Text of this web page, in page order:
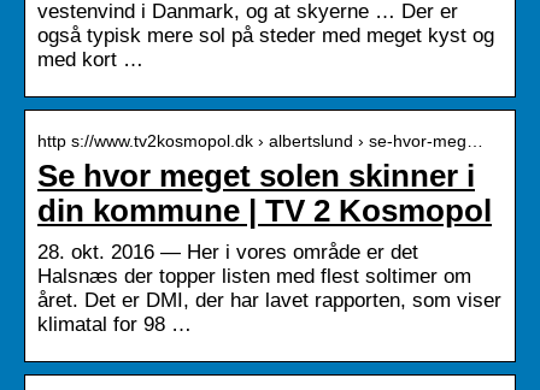
vestenvind i Danmark, og at skyerne … Der er
også typisk mere sol på steder med meget kyst og
med kort …
http s://www.tv2kosmopol.dk › albertslund › se-hvor-meg…
Se hvor meget solen skinner i
din kommune | TV 2 Kosmopol
28. okt. 2016 — Her i vores område er det
Halsnæs der topper listen med flest soltimer om
året. Det er DMI, der har lavet rapporten, som viser
klimatal for 98 …